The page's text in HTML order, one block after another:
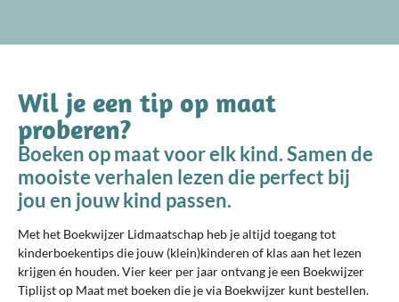
Wil je een tip op maat
proberen?
Boeken op maat voor elk kind. Samen de
mooiste verhalen lezen die perfect bij
jou en jouw kind passen.
Met het Boekwijzer Lidmaatschap heb je altijd toegang tot
kinderboekentips die jouw (klein)kinderen of klas aan het lezen
krijgen én houden. Vier keer per jaar ontvang je een Boekwijzer
Tiplijst op Maat met boeken die je via Boekwijzer kunt bestellen.